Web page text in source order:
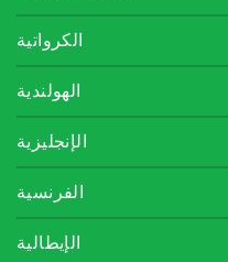
الكرواتية
الهولندية
الإنجليزية
الفرنسية
الإيطالية